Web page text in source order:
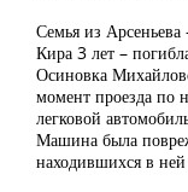
Семья из
Кира 3 лет –
Осиновка
момент проезда по
легковой
Машина была
находившихся в